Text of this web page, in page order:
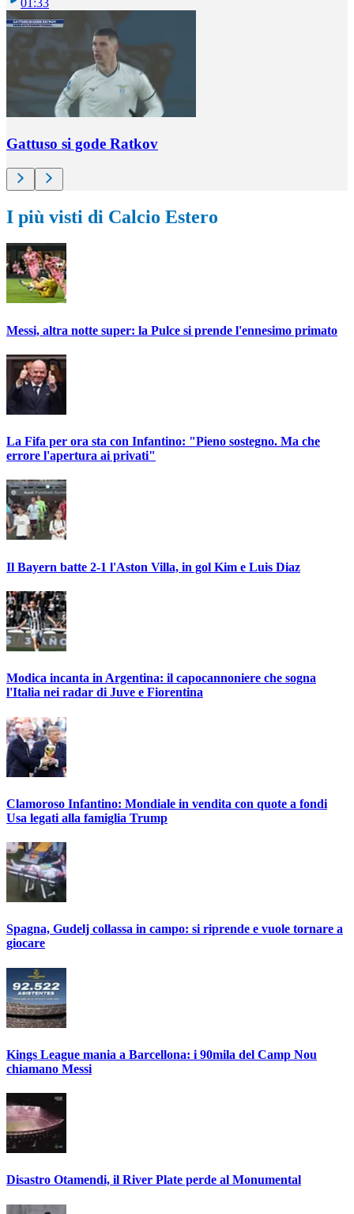
01:33
Gattuso si gode Ratkov
I più visti di Calcio Estero
Messi, altra notte super: la Pulce si prende l'ennesimo primato
La Fifa per ora sta con Infantino: "Pieno sostegno. Ma che
errore l'apertura ai privati"
Il Bayern batte 2-1 l'Aston Villa, in gol Kim e Luis Diaz
Modica incanta in Argentina: il capocannoniere che sogna
l'Italia nei radar di Juve e Fiorentina
Clamoroso Infantino: Mondiale in vendita con quote a fondi
Usa legati alla famiglia Trump
Spagna, Gudelj collassa in campo: si riprende e vuole tornare a
giocare
Kings League mania a Barcellona: i 90mila del Camp Nou
chiamano Messi
Disastro Otamendi, il River Plate perde al Monumental